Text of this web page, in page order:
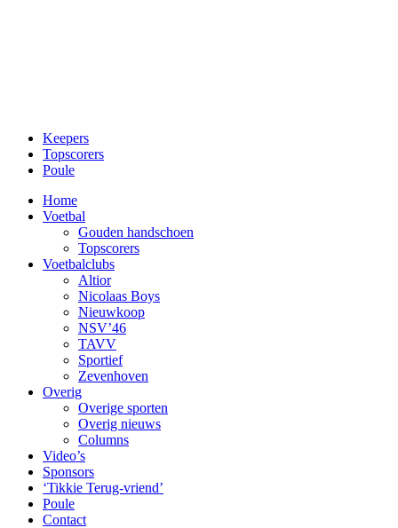
Keepers
Topscorers
Poule
Home
Voetbal
Gouden handschoen
Topscorers
Voetbalclubs
Altior
Nicolaas Boys
Nieuwkoop
NSV’46
TAVV
Sportief
Zevenhoven
Overig
Overige sporten
Overig nieuws
Columns
Video’s
Sponsors
‘Tikkie Terug-vriend’
Poule
Contact